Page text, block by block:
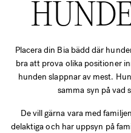
Placera din Bia bädd där
bra att prova olika positioner
hunden slappnar av mest.
samma syn på vad
De vill gärna vara med
delaktiga och har uppsyn på